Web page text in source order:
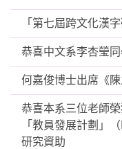
「第七屆跨文化漢
恭喜中文系李杏瑩
何嘉俊博士出席《
恭喜本系三位老師
「教員發展計劃」
研究資助